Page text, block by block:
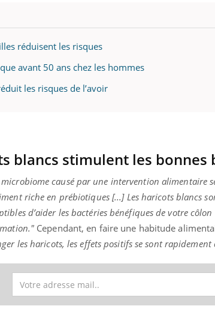
réduisent les risques
avant 50 ans chez les hommes
les risques de l’avoir
blancs stimulent les bonnes
causé par une intervention alimentaire
riche en prébiotiques [...] Les haricots blancs
d’aider les bactéries bénéfiques de votre
Cependant, en faire une habitude
les haricots, les effets positifs se sont rapidement